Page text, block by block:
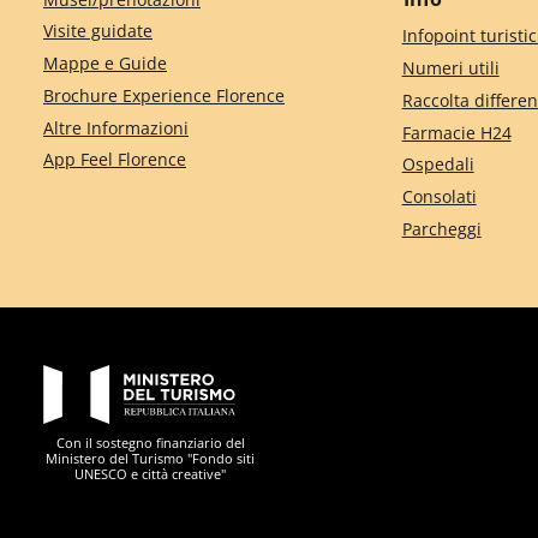
Visite guidate
Mappe e Guide
Brochure Experience Florence
Altre Informazioni
App Feel Florence
Infopoint
Numeri utili
Raccolta
Farmacie H24
Ospedali
Consolati
Parcheggi
Con il sostegno finanziario del
Ministero del Turismo "Fondo siti
UNESCO e città creative"